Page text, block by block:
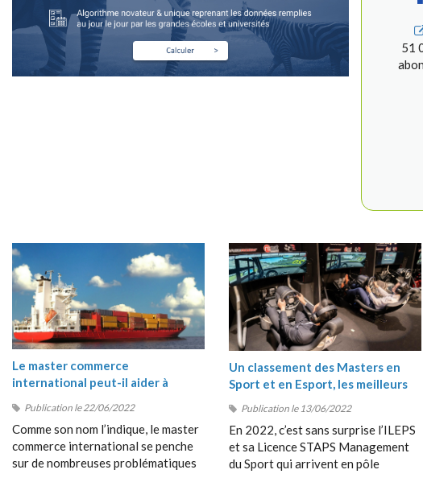
51
Le master commerce
international peut-il aider à
?
Publication le 22/06/2022
Comme son nom l’indique, le master
commerce international se penche
sur de nombreuses problématiques
Un classement des Masters en
Sport et en Esport, les meilleurs
Publication le 13/06/2022
En 2022, c’est sans surprise l’ILEPS
et sa Licence STAPS Management
du Sport qui arrivent en pôle